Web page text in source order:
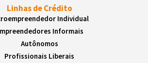
Linhas de Crédito
Individual
Informais
Autônomos
Profissionais Liberais